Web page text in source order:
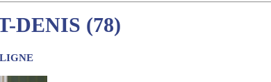
DENIS (78)